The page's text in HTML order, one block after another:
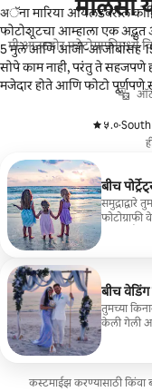
मेलिसा
मी आउटडोर फोटोग्राफीमध्ये
५.०
,
·South
बीच
समुद्राद्वारे
फोटोग्राफी वेळ झपाट्याने जातो, पण आठवणी कायमस्वरूपी राहतात.
हॉलिडे कार्डचे फोटोज मैलाचा
– आता बुक करा! **वेळा सोयीस्कर आहेत, कृपया
बीच वेडिंग
तुमच्या
केली गेली
कस्टमाईझ करण्यासाठी
,
अॅना मारिया आयलंडवरील
फोटोशूटचा आम्हाला एक
5 मुले आणि आजी-आजोबांसह
सोपे काम नाही, परंतु ते
मजेदार होते आणि फोटो
आनंदी होऊ शकत नाही! मेलिसा